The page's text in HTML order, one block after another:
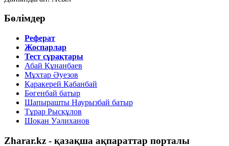
Бөлімдер
Реферат
Жоспарлар
Тест сұрақтары
Абай Құнанбаев
Мұхтар Әуезов
Қаракерей Қабанбай
Бөгенбай батыр
Шапырашты Наурызбай батыр
Тұрар Рысқұлов
Шоқан Уәлиханов
Zharar.kz - қазақша ақпараттар порталы